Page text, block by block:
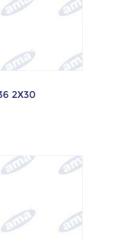
2X30